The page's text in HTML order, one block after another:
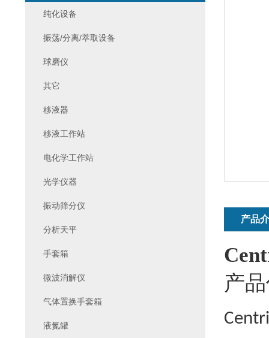
产品
产
纯化设备
振荡/分离/萃取设备
球磨仪
其它
移液器
移液工作站
电化学工作站
光学仪器
振动筛分仪
分析天平
手套箱
微波消解仪
气体置换手套箱
液氮罐